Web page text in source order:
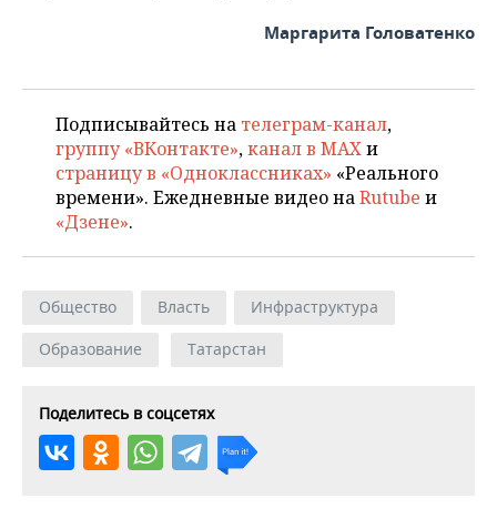
Маргарита Головатенко
Подписывайтесь на телеграм-канал,
группу «ВКонтакте»,канал в MAXи
страницу в «Одноклассниках» «Реального
времени». Ежедневные видео наRutube и
«Дзене».
Общество Власть
Инфраструктура
Образование
Татарстан
Поделитесь в соцсетях